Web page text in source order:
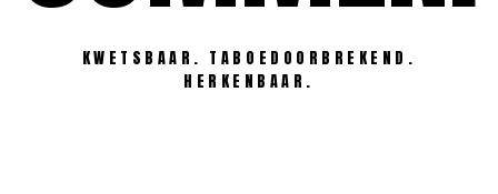
KWETSBAAR. TABOEDOORBREKEND.
HERKENBAAR.